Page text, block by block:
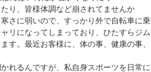
り、皆様体調など崩されてませんか
さに弱いので、すっかり外で自転車に
リになってしまっており、ひたすらジ
す。最近お客様に、体の事、健康の事
かれるんですが、私自身スポーツを日常